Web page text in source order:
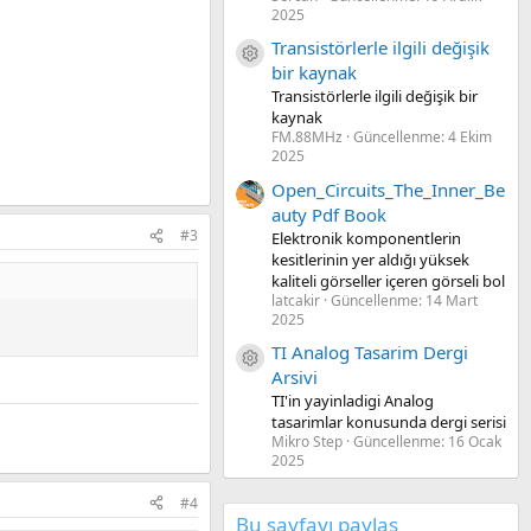
#3
#4
2025
Kaynak ikon/amblem
Transistörlerle ilgili değişik
bir kaynak
Transistörlerle ilgili değişik bir
kaynak
FM.88MHz Güncellenme:4 Ekim
2025
Open_Circuits_The_Inner_Be
auty Pdf Book
Elektronik komponentlerin
kesitlerinin yer aldığı yüksek
kaliteli görseller içeren görseli bol
latcakir Güncellenme: 14 Mart
2025
Kaynak ikon/amblem
TI Analog Tasarim Dergi
Arsivi
TI'in yayinladigi Analog
tasarimlar konusunda dergi serisi
Mikro Step Güncellenme: 16 Ocak
2025
Bu sayfayı paylaş